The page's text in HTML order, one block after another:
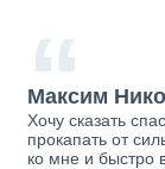
“
Максим
Хочу сказать
прокапать от
ко мне и быстро